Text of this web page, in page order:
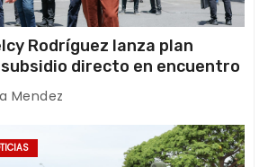
Rodríguez lanza plan
directo en encuentro
Mendez